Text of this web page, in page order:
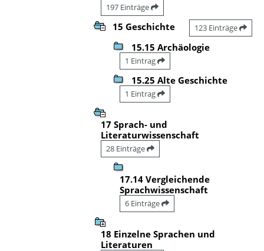
197 Einträge
15 Geschichte 123 Einträge
15.15 Archäologie
1 Eintrag
15.25 Alte Geschichte
1 Eintrag
17 Sprach- und
Literaturwissenschaft
28 Einträge
17.14 Vergleichende
Sprachwissenschaft
6 Einträge
18 Einzelne Sprachen und
Literaturen